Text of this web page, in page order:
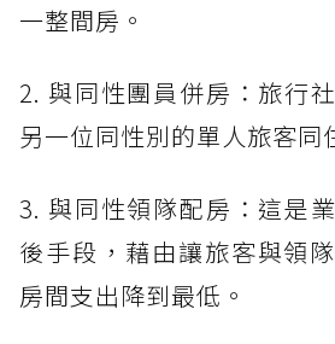
一整間房。
2. 與同性團員併房：旅行
另一位同性別的單人旅客同
3. 與同性領隊配房：這是
後手段，藉由讓旅客與領
房間支出降到最低。